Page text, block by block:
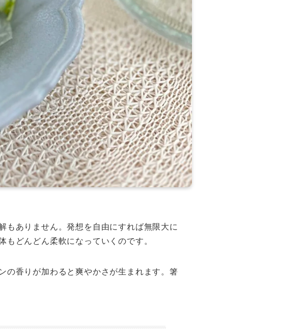
もありません。発想を自由にすれば無限大に
どんどん柔軟になっていくのです。
の香りが加わると爽やかさが生まれます。箸